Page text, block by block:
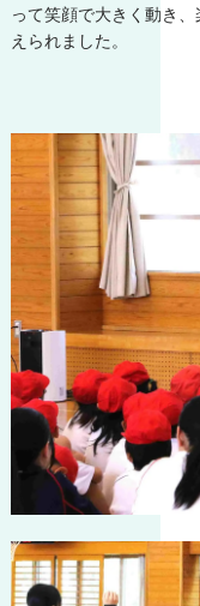
って笑顔で大きく動き
えられました。